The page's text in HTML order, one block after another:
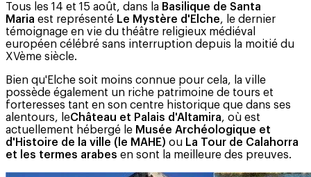
Tous les 14 et 15 août, dans la Basilique de Santa
Maria est représenté Le Mystère d'Elche, le dernier
témoignage en vie du théâtre religieux médiéval
européen célébré sans interruption depuis la moitié du
XVème siècle.
Bien qu'Elche soit moins connue pour cela, la ville
possède également un riche patrimoine de tours et
forteresses tant en son centre historique que dans ses
alentours, leChâteau et Palais d'Altamira, où est
actuellement hébergé le Musée Archéologique et
d'Histoire de la ville (le MAHE) ou La Tour de Calahorra
et les termes arabes en sont la meilleure des preuves.